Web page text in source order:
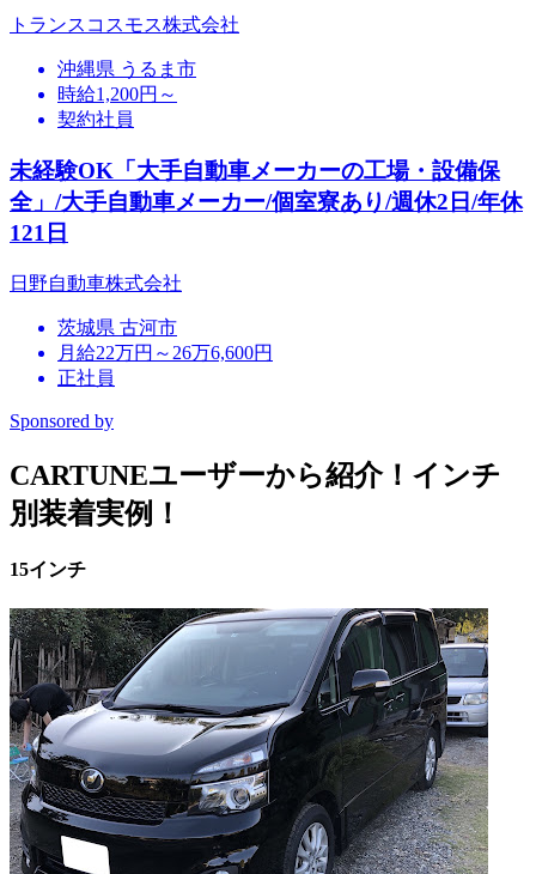
トランスコスモス株式会社
沖縄県 うるま市
時給1,200円～
契約社員
未経験OK「大手自動車メーカーの工場・設備保
全」/大手自動車メーカー/個室寮あり/週休2日/年休
121日
日野自動車株式会社
茨城県 古河市
月給22万円～26万6,600円
正社員
Sponsored by
CARTUNEユーザーから紹介！インチ
別装着実例！
15インチ